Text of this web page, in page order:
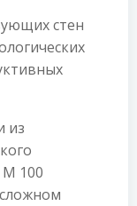
стен
из
М 100